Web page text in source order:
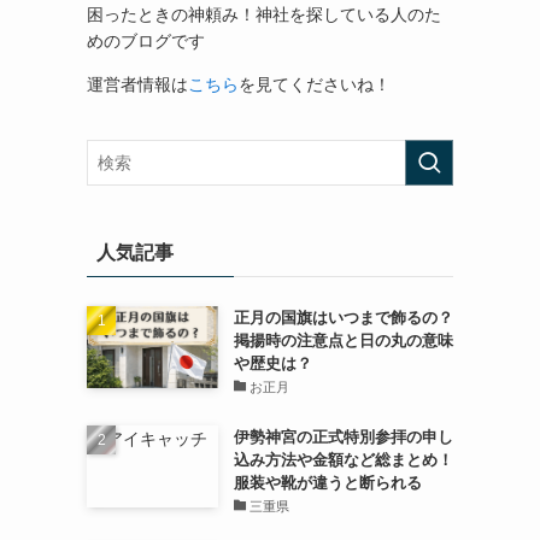
困ったときの神頼み！神社を探している人のた
めのブログです
運営者情報はこちらを見てくださいね！
人気記事
正月の国旗はいつまで飾るの？
掲揚時の注意点と日の丸の意味
や歴史は？
お正月
伊勢神宮の正式特別参拝の申し
込み方法や金額など総まとめ！
服装や靴が違うと断られる
三重県